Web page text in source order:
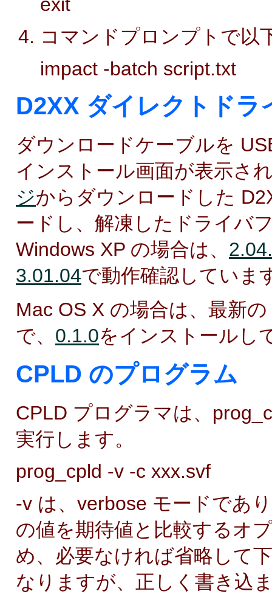
コマンドプロンプトで以
impact -batch script.txt
D2XX ダイレクトドラ
ダウンロードケーブルを
インストール画面が表示さ
ジからダウンロードした
ードし、解凍したドライバ
Windows XP の場合は、
3.01.04で動作確認していま
Mac OS X の場合は、最新
で、 0.1.0をインストールし
CPLD のプログラム
CPLD プログラマは、
実行します。
prog_cpld -v -c xxx.svf
-v は、verbose モードであ
の値を期待値と比較するオ
め、必要なければ省略して
なりますが、正しく書き込